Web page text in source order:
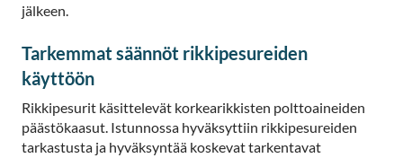
jälkeen.
Tarkemmat säännöt rikkipesureiden
käyttöön
Rikkipesurit käsittelevät korkearikkisten polttoaineiden
päästökaasut. Istunnossa hyväksyttiin rikkipesureiden
tarkastusta ja hyväksyntää koskevat tarkentavat